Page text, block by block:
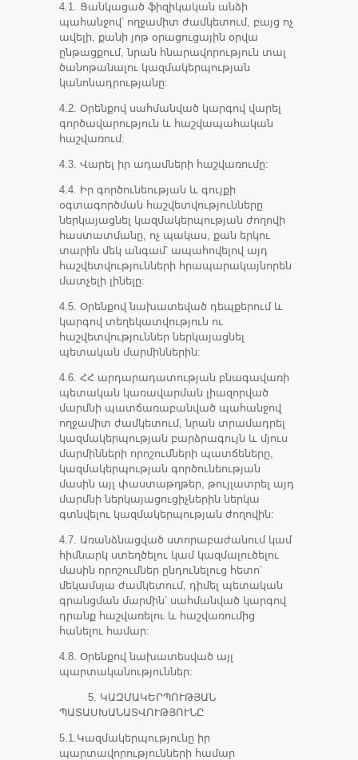
4.1. Ցանկացած ֆիզիկական անձի
պահանջով՝ ողջամիտ ժամկետում, բայց ոչ
ավելի, քանի յոթ օրացուցային օրվա
ընթացքում, նրան հնարավորություն տալ
ծանոթանալու կազմակերպության
կանոնադրությանը:
4.2. Օրենքով սահմանված կարգով վարել
գործավարություն և հաշվապահական
հաշվառում:
4.3. Վարել իր ադամների հաշվառումը:
4.4. Իր գործունեության և գույքի
օգտագործման հաշվետվությունները
ներկայացնել կազմակերպության ժողովի
հաստատմանը, ոչ պակաս, քան երկու
տարին մեկ անգամ՝ ապահովելով այդ
հաշվետվությունների հրապարակայնորեն
մատչելի լինելը:
4.5. Օրենքով նախատեված դեպքերում և
կարգով տեղեկատվություն ու
հաշվետվություններ ներկայացնել
պետական մարմիններին:
4.6. ՀՀ արդարադատության բնագավառի
պետական կառավարման լիազորված
մարմնի պատճառաբանված պահանջով
ողջամիտ ժամկետում, նրան տրամադրել
կազմակերպության բարձրագույն և մյուս
մարմինների որոշումների պատճեները,
կազմակերպության գործունեության
մասին այլ փաստաթղթեր, թույլատրել այդ
մարմնի ներկայացուցիչներին ներկա
գտնվելու կազմակերպության ժողովին:
4.7. Առանձնացված ստորաբաժանում կամ
հիմնարկ ստեղծելու կամ կազմալուծելու
մասին որոշումներ ընդունելուց հետո՝
մեկամսյա ժամկետում, դիմել պետական
գրանցման մարմին՝ սահմանված կարգով
դրանք հաշվառելու և հաշվառումից
հանելու համար:
4.8. Օրենքով նախատեսված այլ
պարտականություններ:
5. ԿԱԶՄԱԿԵՐՊՈՒԹՅԱՆ
ՊԱՏԱՍԽԱՆԱՏՎՈՒԹՅՈՒՆԸ
5.1.Կազմակերպությունը իր
պարտավորությունների համար